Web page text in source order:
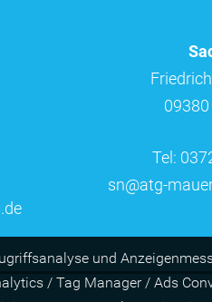
Tel:
sn@atg-
und
/ Tag Manager / Ads